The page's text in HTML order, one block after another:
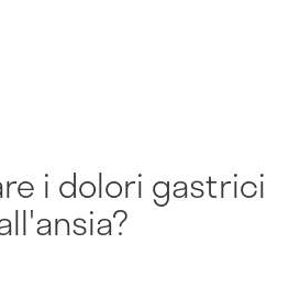
i dolori gastrici